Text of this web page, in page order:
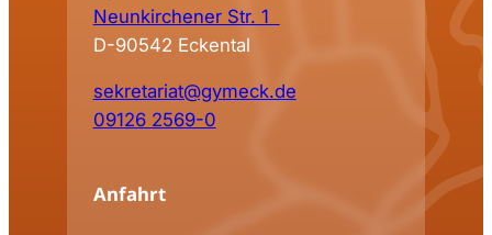
Neunkirchener Str. 1
D-90542 Eckental
sekretariat@gymeck.de
09126 2569-0
Anfahrt